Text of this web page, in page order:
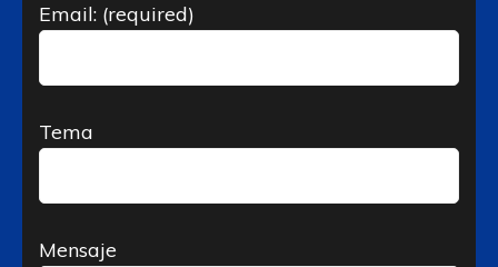
Email: (required)
Tema
Mensaje